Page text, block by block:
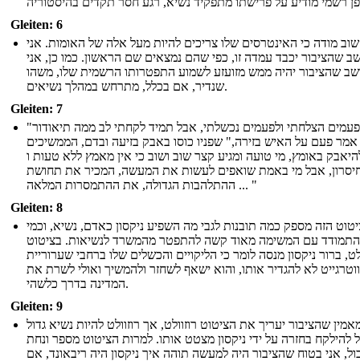
Gleiten: 6
שוב מודה כי האינטרסים שלו צריכים להיות מעל אלה של האומות. אני
שהציבור יכבד עמדה זו, כפי שהם נמצאים שם הראשון. כמו כן, אני
שהציבור יהיה ממש מזועזע לשמוע התפטרותו הרשמית שלו, משהו
שנדיר, אם בכלל, מתרחש במהלך נשיאים.
Gleiten: 7
"לפעמים הצלחתי ולפעמים נכשלתי, אבל תמיד לקחתי לב ממה תיאודור
אמר פעם על האיש בזירה," שפניו כוסו באבק בזיעה ובדם, הממשיכים
באומץ, מי טועה ומגיע קצר שוב ושוב כי אין מאמץ ללא טעות ו
אבל מי באמת שואפים לעשות את המעשה, המכיר את תחושת
ההתלהבות הגדולה, את ההתמסרות המלאה ... "
Gleiten: 8
הזה מספק כמה תובנות לגבי מה השפיע ניקסון כאדם, נשיא, וכמי
עם המשימה מאוד קשה להתפטר מהמשרד לנשיאות. בציטוט
ברור ניקסון מנסה לומר כי הליקויים והכשלים שלו ברחבי שערוריית
ווטרגייט לא להגדיר אותו, והוא ישאף לשחזר ולהמשיך ואולי לשרת את
המדינה בדרך כלשהי.
Gleiten: 9
שהציבור יעריך את הציטוט רוזוולט, אך רוזוולט להיות נשיא גדול
להילקח בחזרה על ידי ניקסון מצטט אותו. למרות הציטוט מספר ונחת
אני בטוח שהציבור היה למעשה תוהה איך ניקסון היה ריבאונד, אם